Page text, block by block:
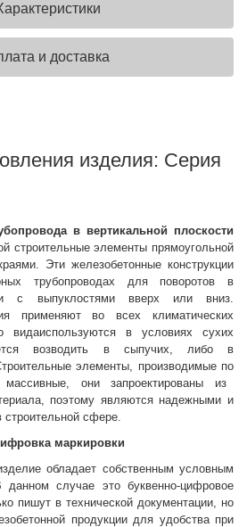
и доставка
изделия: Серия
в вертикальной плоскости
строительные элементы прямоугольной
Эти железобетонные конструкции
трубопроводах для поворотов в
с выпуклостями вверх или вниз.
применяют во всех климатических
видаиспользуются в условиях сухих
возводить в сыпучих, либо в
элементы, производимые по
массивные, они запроектированы из
поэтому являются надежными и
строительной сфере.
маркировки
обладает собственным условным
данном случае это буквенно-цифровое
пишут в технической документации, но
продукции для удобства при